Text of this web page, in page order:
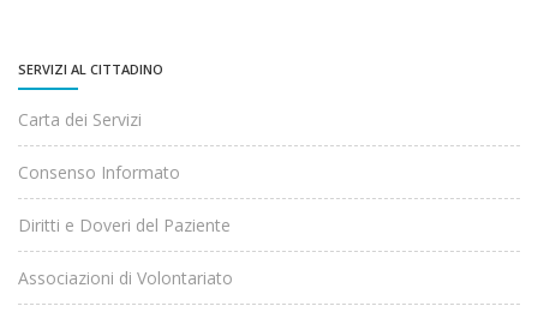
SERVIZI AL CITTADINO
Carta dei Servizi
Consenso Informato
Diritti e Doveri del Paziente
Associazioni di Volontariato